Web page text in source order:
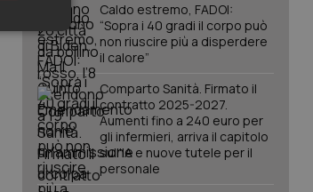
Caldo estremo, FADOI:
“Sopra i 40 gradi il corpo può
non riuscire più a disperdere
il calore”
Comparto Sanità. Firmato il
contratto 2025-2027.
Aumenti fino a 240 euro per
gli infermieri, arriva il capitolo
sull'IA e nuove tutele per il
personale